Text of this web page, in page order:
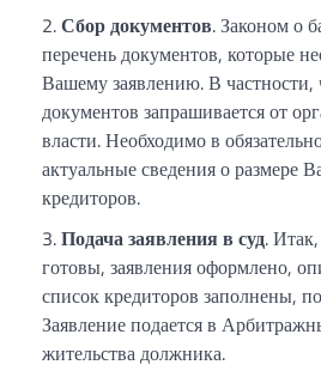
Сбор документов. Законом о
перечень документов, которые
Вашему заявлению. В частности,
документов запрашивается от
власти. Необходимо в
актуальные сведения о размере
кредиторов.
Подача заявления в суд.
готовы, заявления оформлено,
список кредиторов заполнены,
Заявление подается в
жительства должника.